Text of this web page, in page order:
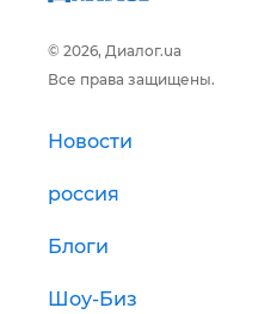
© 2026, Диалог.ua
Все права защищены.
Новости
россия
Блоги
Шоу-Биз